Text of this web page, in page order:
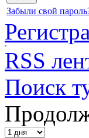
Забыли свой
RSS
Поиск